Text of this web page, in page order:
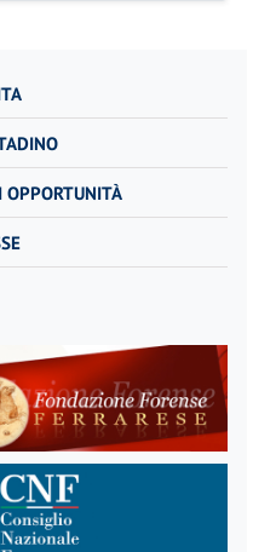
OPPORTUNITÀ